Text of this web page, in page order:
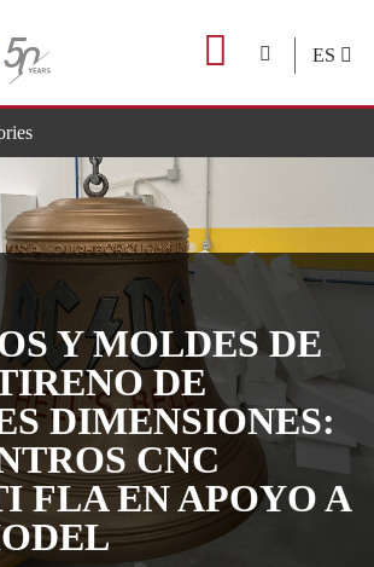
ES
DE POLIESTIRENO DE
Y MOLDES DE
DE
DIMENSIONES:
CNC
FLA EN APOYO A